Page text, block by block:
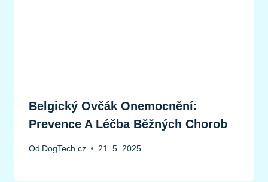
Belgický Ovčák Onemocnění:
Prevence A Léčba Běžných Chorob
Od DogTech.cz 21. 5. 2025